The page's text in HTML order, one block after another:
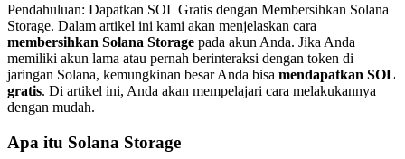
Pendahuluan: Dapatkan SOL Gratis dengan Membersihkan Solana
Storage. Dalam artikel ini kami akan menjelaskan cara
membersihkan Solana Storage pada akun Anda. Jika Anda
memiliki akun lama atau pernah berinteraksi dengan token di
jaringan Solana, kemungkinan besar Anda bisa mendapatkan SOL
gratis. Di artikel ini, Anda akan mempelajari cara melakukannya
dengan mudah.
Apa itu Solana Storage